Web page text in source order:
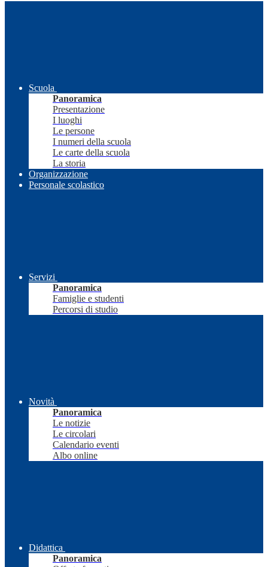
Scuola
Panoramica
Presentazione
I luoghi
Le persone
I numeri della scuola
Le carte della scuola
La storia
Organizzazione
Personale scolastico
Servizi
Panoramica
Famiglie e studenti
Percorsi di studio
Novità
Panoramica
Le notizie
Le circolari
Calendario eventi
Albo online
Didattica
Panoramica